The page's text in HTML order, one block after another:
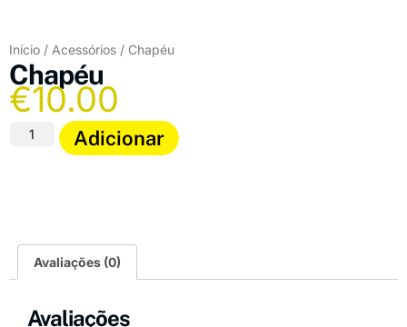
Início / Acessórios / Chapéu
Chapéu
€10.00
Adicionar
Avaliações (0)
Avaliações